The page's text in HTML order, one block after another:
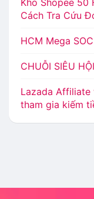
Kho Shopee 50
Cách Tra Cứu
HCM Mega
CHUỖI SIÊU
Lazada Affiliate
tham gia kiếm